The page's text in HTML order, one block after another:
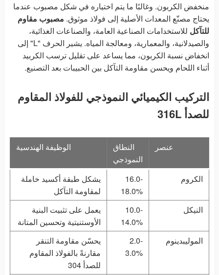
منخفض الكربون. وغالبًا ما يتم اختياره في شكل مصبوب عندما
يحتاج مصنّع المعدات الأصلية إلى فولاذ موثوق. مصبوب مقاوم
للتآكل للاستخدامات الصناعية العامة، والصناعات الغذائية،
والصيدلانية، والمعمارية، ومعالجة المياه. يشير الحرف "L" إلى
انخفاض نسبة الكربون، مما يساعد على تقليل ترسب الكربيد
أثناء اللحام ويحسن مقاومة التآكل بين الحبيبات بعد التصنيع.
التركيب الكيميائي النموذجي للفولاذ المقاوم
للصدأ 316L
عنصر
النطاق
النموذجي
الوظيفة الهندسية
الكروم
16.0-
18.0%
يشكل طبقة أكسيد خاملة
لمقاومة التآكل
النيكل
10.0-
14.0%
يعمل على تثبيت البنية
الأوستنيتية وتحسين المتانة
الموليبدينوم
2.0-
3.0%
يحسّن مقاومة التنقر
مقارنةً بالفولاذ المقاوم
للصدأ 304